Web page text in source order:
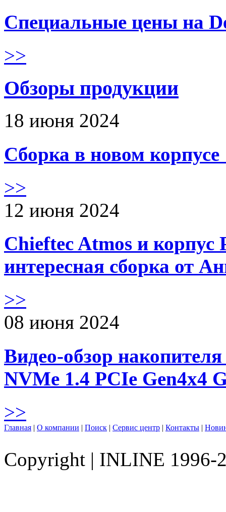
Специальные цены на
>>
Обзоры продукции
18 июня 2024
Сборка в новом
>>
12 июня 2024
Chieftec Atmos и корпус
интересная сборка от
>>
08 июня 2024
Видео-обзор
NVMe 1.4 PCIe Gen4х4
>>
Главная | О компании | Поиск | Сервис центр | Контакты |
Copyright | INLINE 1996-